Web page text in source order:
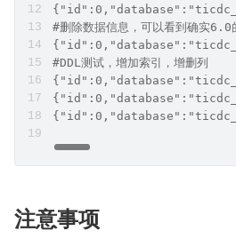
#删除数据信息，可以看到确实
#DDL测试，增加索引，增删列
注意事项